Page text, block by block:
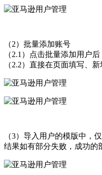
（2）批量添加账号
（2.1）点击批量添加用户
（2.2）直接在页面填写、新
（3）导入用户的模版中，
结果如有部分失败，成功的